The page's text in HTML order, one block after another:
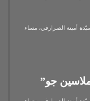
أمينة الصرارفي، مساء
جو”